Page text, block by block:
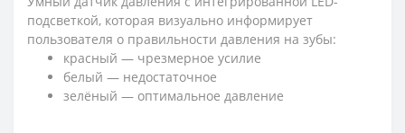
подсветкой, которая визуально информирует
пользователя о правильности давления на зубы:
красный — чрезмерное усилие
белый — недостаточное
зелёный — оптимальное давление